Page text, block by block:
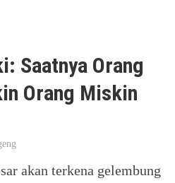
Saatnya Orang
Orang Miskin
akan terkena gelembung